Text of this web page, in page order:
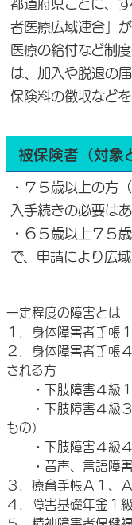
都道府県ごとに、
者医療広域連合」
医療の給付など制
は、加入や脱退の
保険料の徴収などを
被保険者（対象
・７５歳以上の方
入手続きの必要はあ
・６５歳以上７５
で、申請により広
一定程度の障害とは
１．身体障害者手帳
２．身体障害者手帳
される方
・下肢障害４級１
・下肢障害４級３
もの）
・下肢障害４級４
・音声、言語障害
３．療育手帳Ａ１、
４．障害基礎年金１